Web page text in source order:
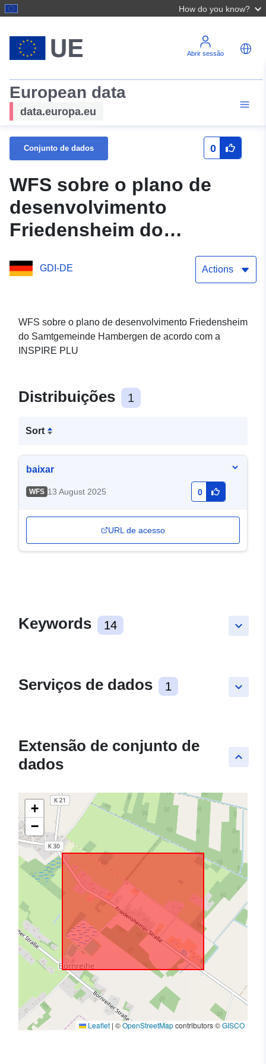
How do you know?
Abrir sessão
European data
data.europa.eu
Conjunto de dados 0
WFS sobre o plano de
desenvolvimento
Friedensheim do
Samtgemeinde Hambergen
de acordo com a INSPIRE
GDI-DE Actions
WFS sobre o plano de desenvolvimento Friedensheim
do Samtgemeinde Hambergen de acordo com a
INSPIRE PLU
Distribuições 1
Sort
baixar
WFS 13 August 2025 0
URL de acesso
keyboard_arrow_down
Keywords 14
keyboard_arrow_down
Serviços de dados 1
keyboard_arrow_up
Extensão de conjunto de
dados
+
−
Leaflet | ©OpenStreetMapcontributors ©GISCO